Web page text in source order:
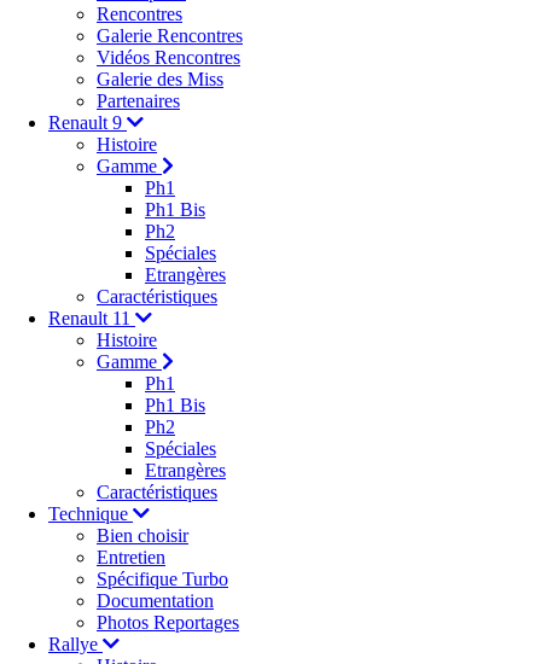
Rencontres
Galerie Rencontres
Vidéos Rencontres
Galerie des Miss
Partenaires
Renault 9
Histoire
Gamme
Ph1
Ph1 Bis
Ph2
Spéciales
Etrangères
Caractéristiques
Renault 11
Histoire
Gamme
Ph1
Ph1 Bis
Ph2
Spéciales
Etrangères
Caractéristiques
Technique
Bien choisir
Entretien
Spécifique Turbo
Documentation
Photos Reportages
Rallye